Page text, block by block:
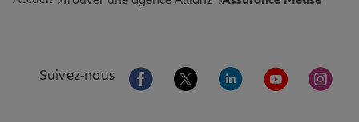
Suivez-nous Aller sur la page Facebook de Allianz
Aller sur la page Twitter de
Aller sur la page
Aller sur la
Aller